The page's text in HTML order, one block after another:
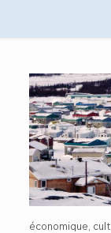
économique,